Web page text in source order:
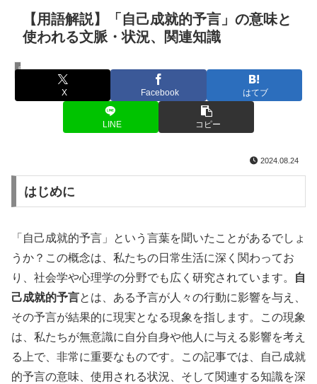
【用語解説】「自己成就的予言」の意味と
使われる文脈・状況、関連知識
用語解説
X Facebook はてブ
LINE コピー
2024.08.24
はじめに
「自己成就的予言」という言葉を聞いたことがあるでしょ
うか？この概念は、私たちの日常生活に深く関わってお
り、社会学や心理学の分野でも広く研究されています。
自
己成就的予言とは、ある予言が人々の行動に影響を与え、
その予言が結果的に現実となる現象を指します。この現象
は、私たちが無意識に自分自身や他人に与える影響を考え
る上で、非常に重要なものです。この記事では、自己成就
的予言の意味、使用される状況、そして関連する知識を深